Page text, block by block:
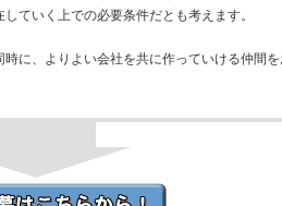
ていく上での必要条件だとも考えます。
時に、よりよい会社を共に作っていける仲間